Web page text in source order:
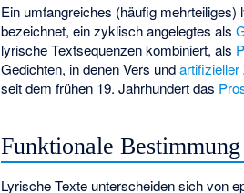
Ein umfangreiches (häufig
bezeichnet, ein zyklisch angelegtes als
lyrische Textsequenzen kombiniert, als
Gedichten, in denen Vers undartifizieller
seit dem frühen 19. Jahrhundert das
Funktionale Bestimmung
Lyrische Texte unterscheiden sich von